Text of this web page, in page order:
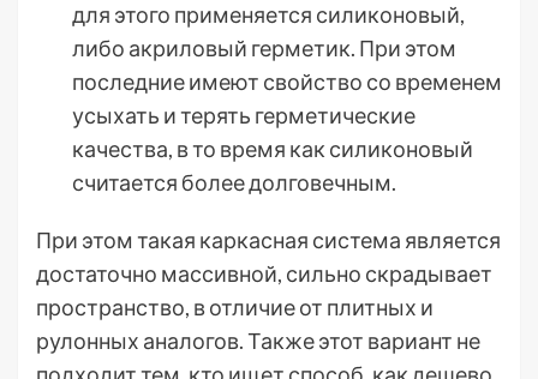
для этого применяется силиконовый,
либо акриловый герметик. При этом
последние имеют свойство со временем
усыхать и терять герметические
качества, в то время как силиконовый
считается более долговечным.
При этом такая каркасная система является
достаточно массивной, сильно скрадывает
пространство, в отличие от плитных и
рулонных аналогов. Также этот вариант не